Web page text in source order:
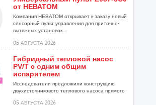
от НЕВАТОМ
Компания НЕВАТОМ открывает к заказу новый
сенсорный пульт управления для приточно-
вытяжных установок...
05 АВГУСТА 2026
Гибридный тепловой насос
PV/T с одним общим
испарителем
Исследователи предложили конструкцию
двухисточникового теплового насоса прямого
05 АВГУСТА 2026